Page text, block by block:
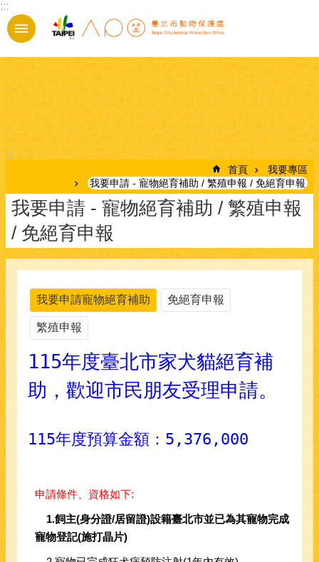
跳到主要內容區塊
:::
:::
首頁
我要專區
我要申請 - 寵物絕育補助 / 繁殖申報 / 免絕育申報
我要申請 - 寵物絕育補助 / 繁殖申報
/ 免絕育申報
我要申請寵物絕育補助 免絕育申報
繁殖申報
115年度臺北市家犬貓絕育補
助，歡迎市民朋友受理申請。
115年度預算金額：5,376,000
申請條件、資格如下:
1.飼主(身分證/居留證)設籍臺北市並已為其寵物完成
寵物登記(施打晶片)